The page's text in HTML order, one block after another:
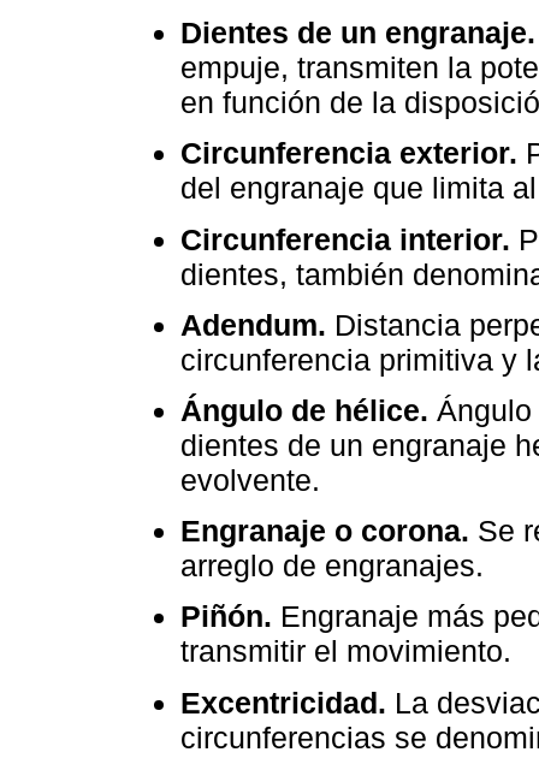
Dientes de un engranaje.
empuje, transmiten la
en función de la
Circunferencia exterior.
del engranaje que limita
Circunferencia interior.
dientes, también
Adendum. Distancia
circunferencia primitiva y
Ángulo de hélice.
dientes de un engranaje
evolvente.
Engranaje o corona. Se
arreglo de engranajes.
Piñón. Engranaje más
transmitir el movimiento.
Excentricidad. La
circunferencias se